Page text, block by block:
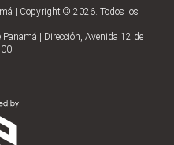
| Copyright © 2026. Todos los
| Dirección, Avenida 12 de